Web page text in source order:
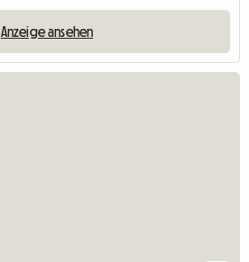
Anzeige ansehen